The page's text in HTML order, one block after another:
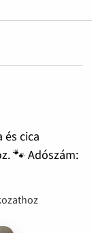
cica
🐾 Adószám: